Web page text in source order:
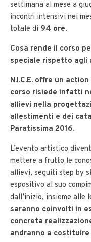
settimana al mese a
incontri intensivi nei
totale di 94 ore.
Cosa rende il corso
speciale rispetto agli
N.I.C.E. offre un
corso risiede infatti
allievi nella
allestimenti e dei
Paratissima 2016.
L’evento artistico
mettere a frutto le
allievi, seguiti step by
espositivo al suo
dall’inizio, insieme
saranno coinvolti in
concreta
andranno a